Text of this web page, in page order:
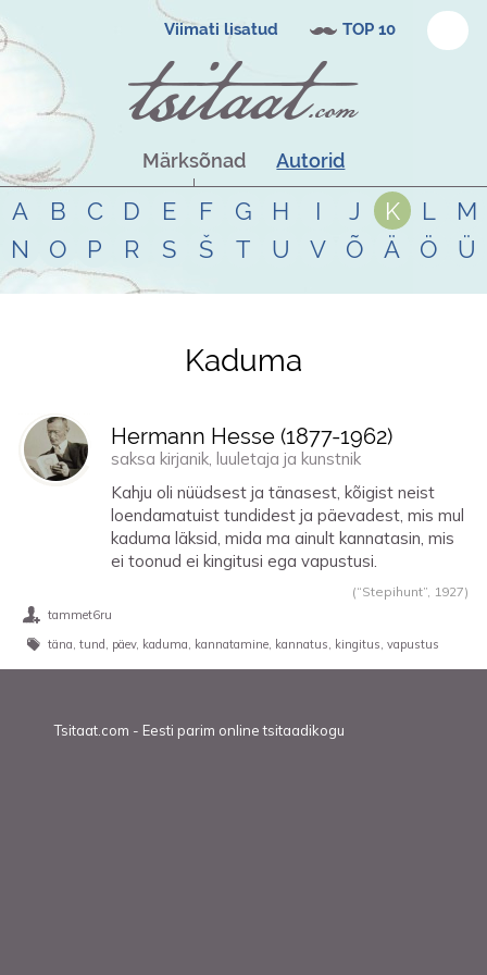
Viimati lisatud TOP 10
Märksõnad Autorid
A B C D E F G H I J K L
M
N
O P R S Š T U V Õ Ä Ö Ü
Tsitaadid teemalkaduma
Kaduma
Hermann Hesse (1877-1962)
saksa kirjanik, luuletaja ja kunstnik
Kahju oli nüüdsest ja tänasest, kõigist neist
loendamatuist tundidest ja päevadest, mis mul
kaduma läksid, mida ma ainult kannatasin, mis
ei toonud ei kingitusi ega vapustusi.
(“Stepihunt”, 1927)
tammet6ru
täna tund päev kaduma kannatamine kannatus kingitus vapustus
Tsitaat.com - Eesti parim online tsitaadikogu